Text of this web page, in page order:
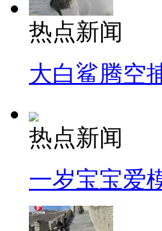
热点新闻
大白鲨腾空
热点新闻
一岁宝宝爱